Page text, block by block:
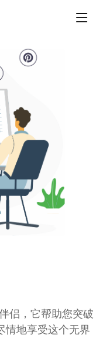
侣，它帮助您突破
情地享受这个无界